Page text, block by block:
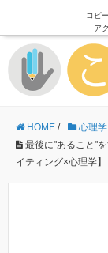
コピ
ア
HOME / 心理
最後に"あること"
イティング×心理学】